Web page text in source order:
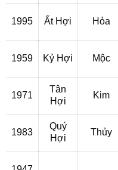
1995 Ất Hợi Hỏa
1959 Kỷ Hợi Mộc
1971
Tân
Hợi
Kim
1983
Quý
Hợi
Thủy